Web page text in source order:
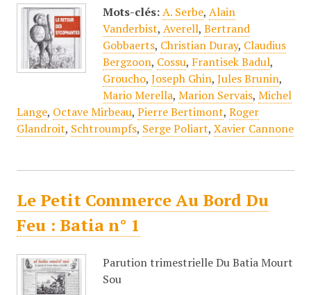
Mots-clés: A. Serbe, Alain
Vanderbist, Averell, Bertrand
Gobbaerts, Christian Duray, Claudius
Bergzoon, Cossu, Frantisek Badul,
Groucho, Joseph Ghin, Jules Brunin,
Mario Merella, Marion Servais, Michel
Lange, Octave Mirbeau, Pierre Bertimont, Roger
Glandroit, Schtroumpfs, Serge Poliart, Xavier Cannone
Le Petit Commerce Au Bord Du
Feu : Batia n° 1
Parution trimestrielle Du Batia Mourt
Sou